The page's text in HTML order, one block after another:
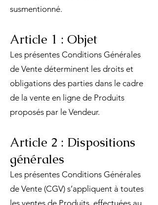
susmentionné.
Article 1 : Objet
Les présentes Conditions Générales
de Vente déterminent les droits et
obligations des parties dans le cadre
de la vente en ligne de Produits
proposés par le Vendeur.
Article 2 : Dispositions
générales
Les présentes Conditions Générales
de Vente (CGV) s’appliquent à toutes
les ventes de Produits, effectuées au